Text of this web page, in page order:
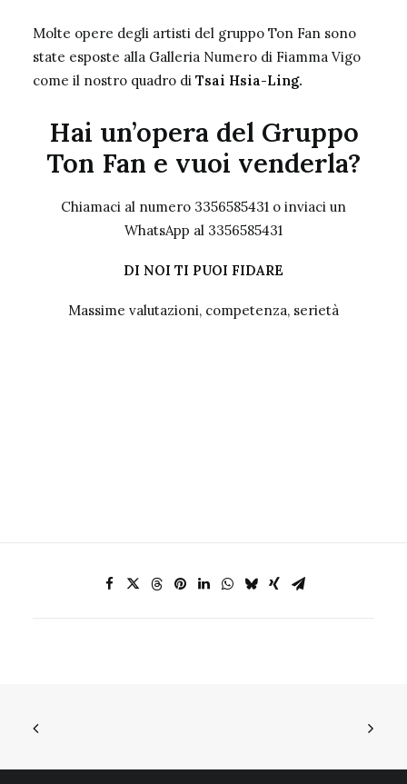
Molte opere degli artisti del gruppo Ton Fan sono
state esposte alla Galleria Numero di Fiamma Vigo
come il nostro quadro di Tsai Hsia-Ling.
Hai un’opera del Gruppo
Ton Fan e vuoi venderla?
Chiamaci al numero 3356585431 o inviaci un
WhatsApp al 3356585431
DI NOI TI PUOI FIDARE
Massime valutazioni, competenza, serietà